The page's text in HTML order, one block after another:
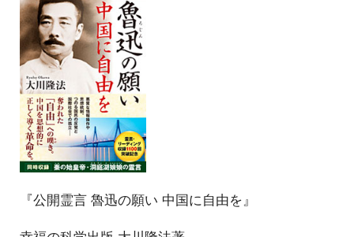
『公開霊言 魯迅の願い 中国に自由を』